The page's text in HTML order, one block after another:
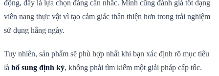
động, đây là lựa chọn đáng cân nhắc. Mình cũng đánh giá tốt dạng
viên nang thực vật vì tạo cảm giác thân thiện hơn trong trải nghiệm
sử dụng hằng ngày.
Tuy nhiên, sản phẩm sẽ phù hợp nhất khi bạn xác định rõ mục tiêu
là bổ sung định kỳ, không phải tìm kiếm một giải pháp cấp tốc.